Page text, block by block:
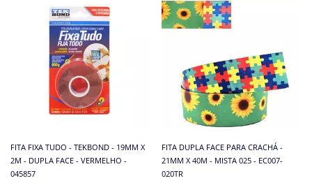
FITA FIXA TUDO - TEKBOND - 19MM X
2M - DUPLA FACE - VERMELHO -
045857
FITA DUPLA FACE PARA CRACHÁ -
21MM X 40M - MISTA 025 - EC007-
020TR